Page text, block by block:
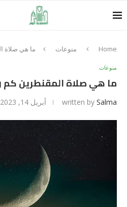
Home منوعات ما هي صلاة
منوعات
ما هي صلاة المقنطرين كم
written by Salma أبريل 14, 2023